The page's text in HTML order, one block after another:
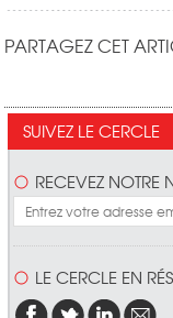
PARTAGEZ CET
SUIVEZ LE CERCLE
RECEVEZ NOTRE
LE CERCLE EN